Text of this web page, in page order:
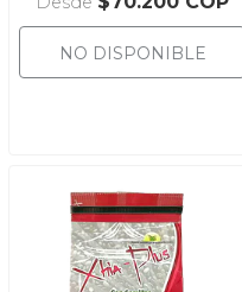
NO DISPONIBLE